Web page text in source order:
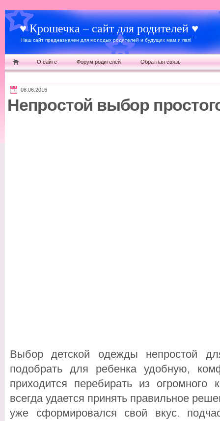
♥ Крошечка – сайт для родителей ♥
Наш сайт предназначен для молодых родителей и будущих мам и пап!
О сайте Форум родителей Обратная связь
08.06.2016
Непростой выбор
Выбор детской одежды непростой
подобрать для ребенка удобную,
приходится перебирать из огромного
всегда удается принять правильное
уже сформировался свой вкус.